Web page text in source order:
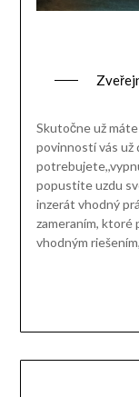
Skutočne už
povinností vás už
popustite uzdu
inzerát vhodný
zameraním, ktoré
vhodným